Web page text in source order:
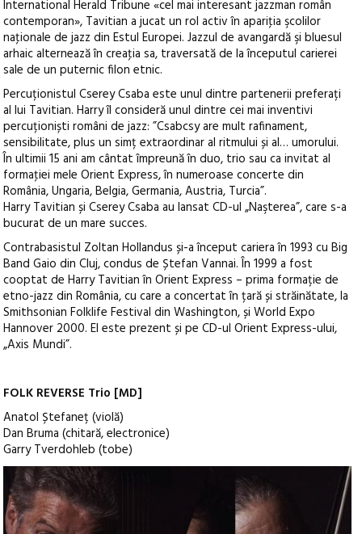
International Herald Tribune «cel mai interesant jazzman român
contemporan», Tavitian a jucat un rol activ în apariţia şcolilor
naţionale de jazz din Estul Europei. Jazzul de avangardă şi bluesul
arhaic alternează în creaţia sa, traversată de la începutul carierei
sale de un puternic filon etnic.
Percuționistul Cserey Csaba este unul dintre partenerii preferați
al lui Tavitian. Harry îl consideră unul dintre cei mai inventivi
percuționiști români de jazz: ”Csabcsy are mult rafinament,
sensibilitate, plus un simț extraordinar al ritmului și al… umorului.
În ultimii 15 ani am cântat împreună în duo, trio sau ca invitat al
formaţiei mele Orient Express, în numeroase concerte din
România, Ungaria, Belgia, Germania, Austria, Turcia”.
Harry Tavitian și Cserey Csaba au lansat CD-ul „Naşterea”, care s-a
bucurat de un mare succes.
Contrabasistul Zoltan Hollandus și-a început cariera în 1993 cu Big
Band Gaio din Cluj, condus de Ștefan Vannai. În 1999 a fost
cooptat de Harry Tavitian în Orient Express – prima formație de
etno-jazz din România, cu care a concertat în țară și străinătate, la
Smithsonian Folklife Festival din Washington, și World Expo
Hannover 2000. El este prezent și pe CD-ul Orient Express-ului,
„Axis Mundi”.
FOLK REVERSE Trio [MD]
Anatol Ștefaneț (violă)
Dan Bruma (chitară, electronice)
Garry Tverdohleb (tobe)